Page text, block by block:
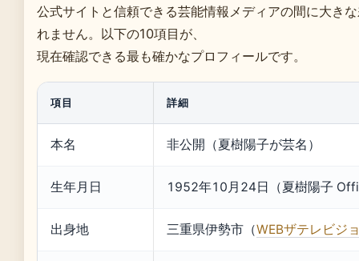
公式サイトと信頼できる芸能情報メディアの間に大き
れません。以下の10項目が、
現在確認できる最も確かなプロフィールです。
項目 詳細
本名 非公開（夏樹陽子が芸名）
生年月日 1952年10月24日（夏樹陽子
出身地 三重県伊勢市（WEBザテレビジ